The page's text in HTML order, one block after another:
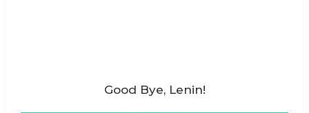
Good Bye, Lenin!